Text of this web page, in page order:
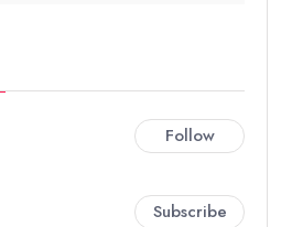
Follow
Subscribe